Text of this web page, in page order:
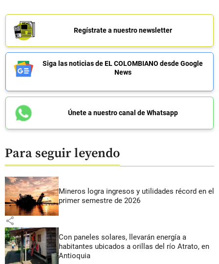
Regístrate a nuestro newsletter
Siga las noticias de EL COLOMBIANO desde Google
News
Únete a nuestro canal de Whatsapp
Para seguir leyendo
Mineros logra ingresos y utilidades récord en el
primer semestre de 2026
share
Con paneles solares, llevarán energía a
habitantes ubicados a orillas del río Atrato, en
Antioquia